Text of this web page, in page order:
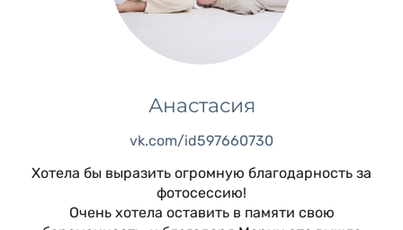
Анастасия
vk.com/id597660730
Хотела бы выразить огромную благодарность за
фотосессию!
Очень хотела оставить в памяти свою